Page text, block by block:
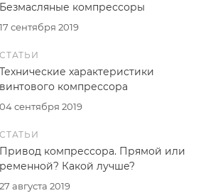
17 сентября 2019
Безмасляные компрессоры
СТАТЬИ
04 сентября 2019
Технические характеристики
винтового компрессора
СТАТЬИ
27 августа 2019
Привод компрессора. Прямой или
ременной? Какой лучше?